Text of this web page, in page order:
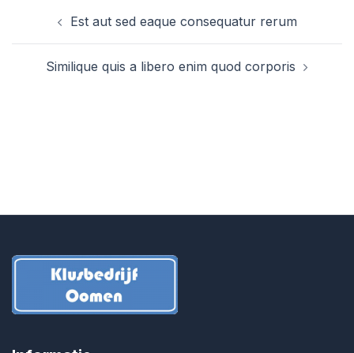
navigatieEst aut sed eaque consequatur rerum
Similique quis a libero enim quod corporis